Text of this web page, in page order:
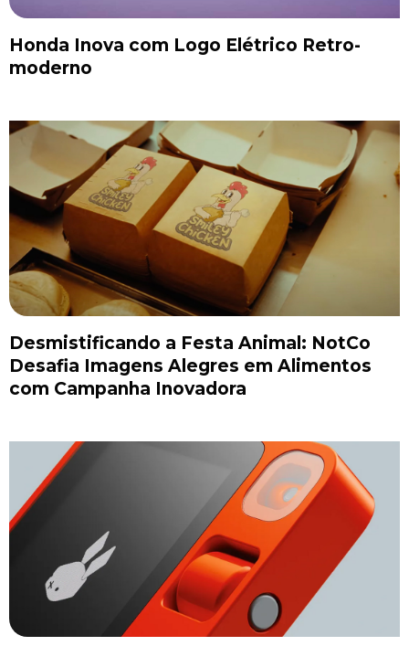
Honda Inova com Logo Elétrico Retro-
moderno
Desmistificando a Festa Animal: NotCo
Desafia Imagens Alegres em Alimentos
com Campanha Inovadora